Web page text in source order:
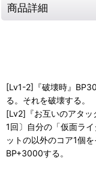
商品詳細
[Lv1-2]『破壊時』
る。それを破壊する。
[Lv2]『お互いのアタッ
1回〕自分の「仮面ラ
ットの以外のコア1個
BP+3000する。